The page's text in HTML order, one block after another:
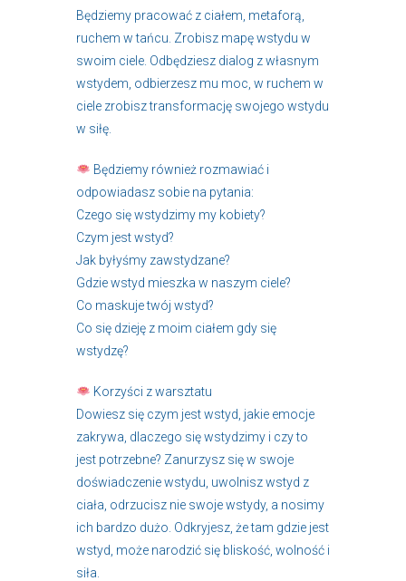
Będziemy pracować z ciałem, metaforą,
ruchem w tańcu. Zrobisz mapę wstydu w
swoim ciele. Odbędziesz dialog z własnym
wstydem, odbierzesz mu moc, w ruchem w
ciele zrobisz transformację swojego wstydu
w siłę.
Będziemy również rozmawiać i
odpowiadasz sobie na pytania:
Czego się wstydzimy my kobiety?
Czym jest wstyd?
Jak byłyśmy zawstydzane?
Gdzie wstyd mieszka w naszym ciele?
Co maskuje twój wstyd?
Co się dzieję z moim ciałem gdy się
wstydzę?
Korzyści z warsztatu
Dowiesz się czym jest wstyd, jakie emocje
zakrywa, dlaczego się wstydzimy i czy to
jest potrzebne? Zanurzysz się w swoje
doświadczenie wstydu, uwolnisz wstyd z
ciała, odrzucisz nie swoje wstydy, a nosimy
ich bardzo dużo. Odkryjesz, że tam gdzie jest
wstyd, może narodzić się bliskość, wolność i
siła.